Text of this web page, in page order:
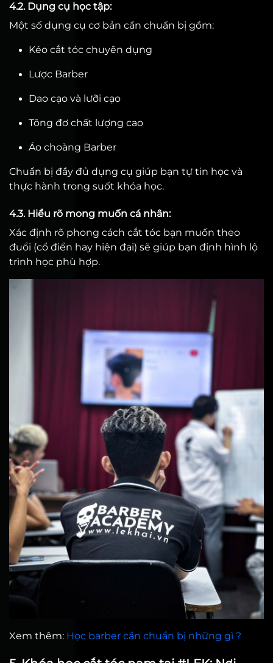
4.2. Dụng cụ học tập:
Một số dụng cụ cơ bản cần chuẩn bị gồm:
Kéo cắt tóc chuyên dụng
Lược Barber
Dao cạo và lưỡi cạo
Tông đơ chất lượng cao
Áo choàng Barber
Chuẩn bị đầy đủ dụng cụ giúp bạn tự tin học và
thực hành trong suốt khóa học.
4.3. Hiểu rõ mong muốn cá nhân:
Xác định rõ phong cách cắt tóc bạn muốn theo
đuổi (cổ điển hay hiện đại) sẽ giúp bạn định hình lộ
trình học phù hợp.
Xem thêm: Học barber cần chuẩn bị những gì ?